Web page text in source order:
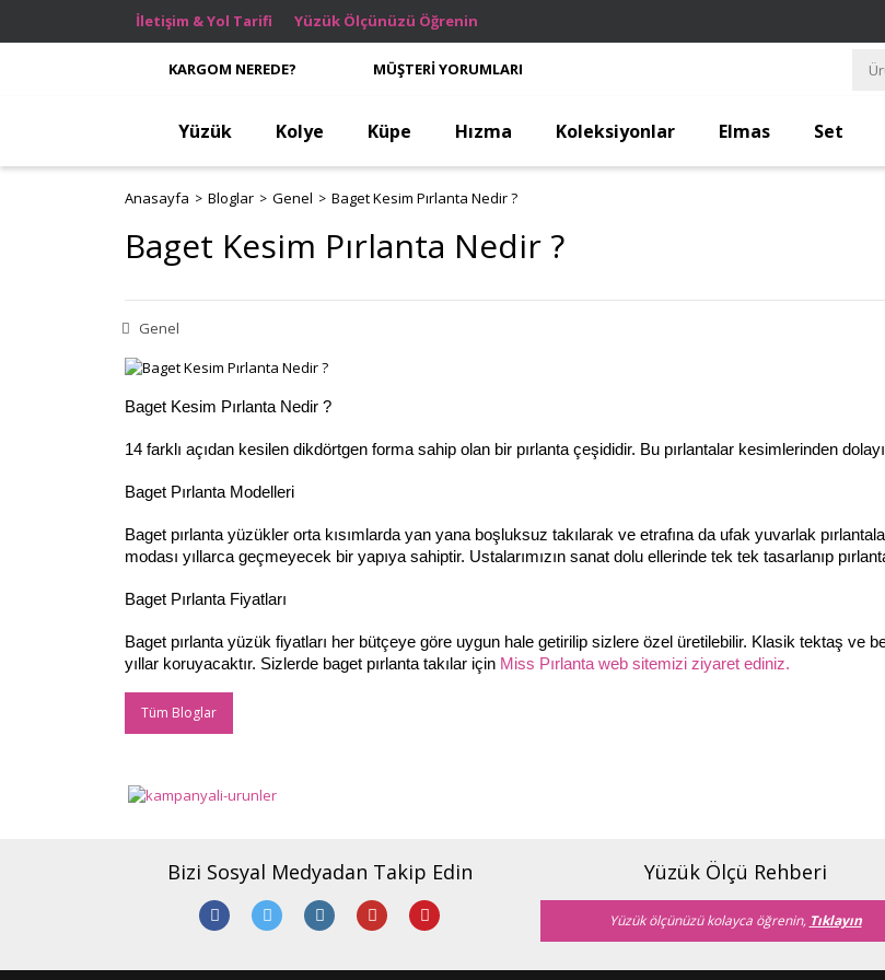
İletişim & Yol Tarifi Yüzük Ölçünüzü Öğrenin
KARGOM NEREDE? MÜŞTERİ YORUMLARI
Yüzük Kolye Küpe Hızma Koleksiyonlar Elmas Set
Anasayfa Bloglar Genel Baget Kesim Pırlanta Nedir ?
Baget Kesim Pırlanta Nedir ?
Genel
Baget Kesim Pırlanta Nedir ?
14 farklı açıdan kesilen dikdörtgen forma sahip olan bir pırlanta çeşididir. Bu pırlantalar kesimlerinden
Baget Pırlanta Modelleri
Baget pırlanta yüzükler orta kısımlarda yan yana boşluksuz takılarak ve etrafına da ufak yuvarlak
modası yıllarca geçmeyecek bir yapıya sahiptir. Ustalarımızın sanat dolu ellerinde tek tek tasarlanıp
Baget Pırlanta Fiyatları
Baget pırlanta yüzük fiyatları her bütçeye göre uygun hale getirilip sizlere özel üretilebilir. Klasik tektaş ve
yıllar koruyacaktır. Sizlerde baget pırlanta takılar için Miss Pırlanta web sitemizi ziyaret ediniz.
Tüm Bloglar
Bizi Sosyal Medyadan Takip Edin Yüzük Ölçü Rehberi
Yüzük ölçünüzü kolayca öğrenin, Tıklayın